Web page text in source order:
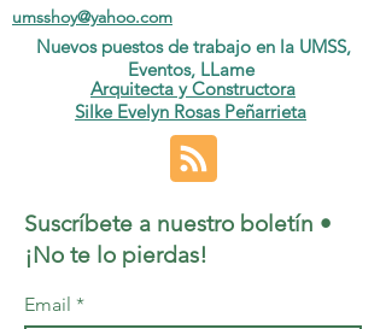
Nuevos puestos de trabajo en la UMSS,
Eventos, LLame
umsshoy@yahoo.com
Arquitecta y Constructora
Silke Evelyn Rosas Peñarrieta
Suscríbete a nuestro boletín •
¡No te lo pierdas!
Email